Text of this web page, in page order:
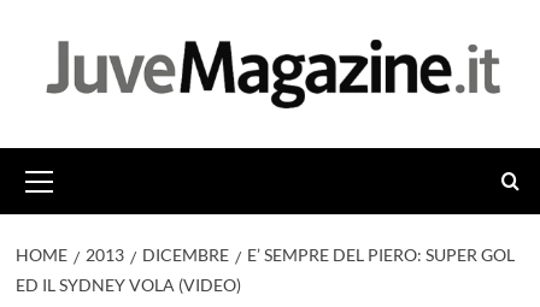
principale
HOME 2013 DICEMBRE
E’ SEMPRE DEL PIERO: SUPER GOL
ED IL SYDNEY VOLA (VIDEO)